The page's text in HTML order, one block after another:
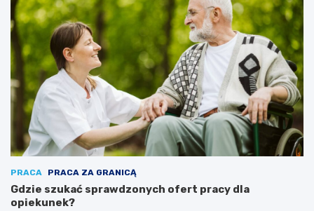
PRACA PRACA ZA GRANICĄ
Gdzie szukać sprawdzonych ofert pracy dla
opiekunek?